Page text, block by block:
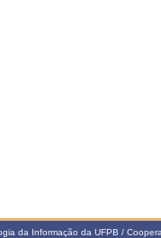
da Informação da UFPB /